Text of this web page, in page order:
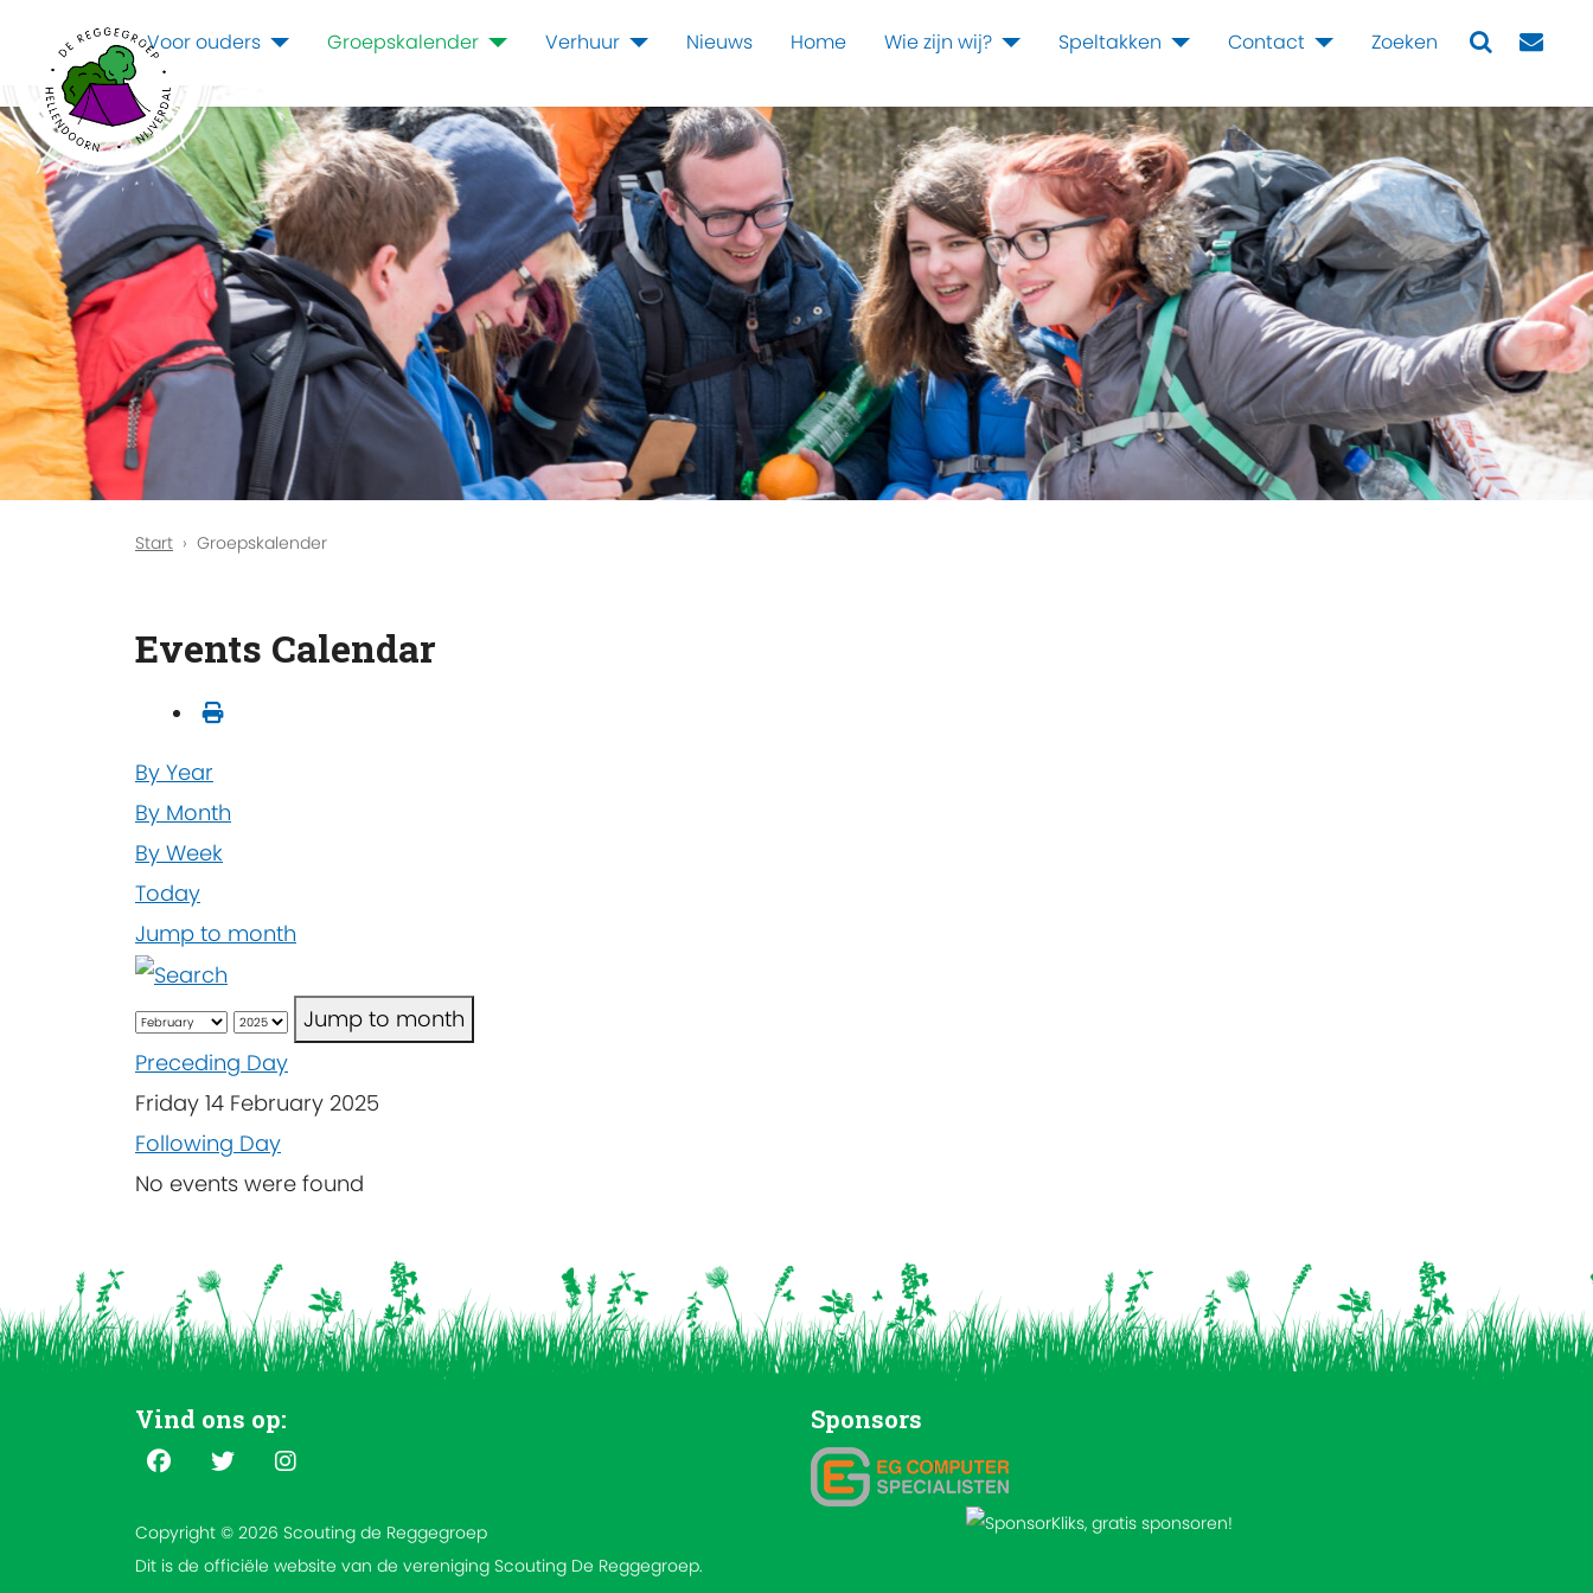
Voor ouders Groepskalender Verhuur Nieuws Home Wie zijn wij? Speltakken Contact Zoeken
Start Groepskalender
Events Calendar
By Year
By Month
By Week
Today
Jump to month
Jump to month
Preceding Day
Friday 14 February 2025
Following Day
No events were found
Vind ons op:
Copyright © 2026 Scouting de Reggegroep
Dit is de officiële website van de vereniging Scouting De Reggegroep.
Sponsors